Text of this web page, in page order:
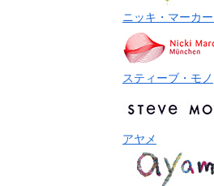
ニッキ・マーカー
スティーブ・モノ
アヤメ